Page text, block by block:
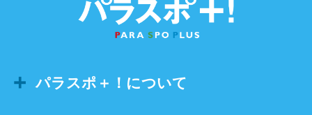
パラスポ＋！について